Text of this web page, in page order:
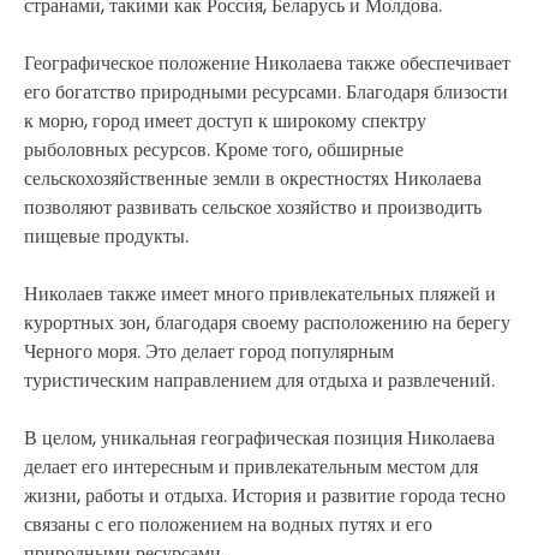
Географическое положение Николаева также обеспечивает
его богатство природными ресурсами. Благодаря близости
к морю, город имеет доступ к широкому спектру
рыболовных ресурсов. Кроме того, обширные
сельскохозяйственные земли в окрестностях Николаева
позволяют развивать сельское хозяйство и производить
пищевые продукты.
Николаев также имеет много привлекательных пляжей и
курортных зон, благодаря своему расположению на берегу
Черного моря. Это делает город популярным
туристическим направлением для отдыха и развлечений.
В целом, уникальная географическая позиция Николаева
делает его интересным и привлекательным местом для
жизни, работы и отдыха. История и развитие города тесно
связаны с его положением на водных путях и его